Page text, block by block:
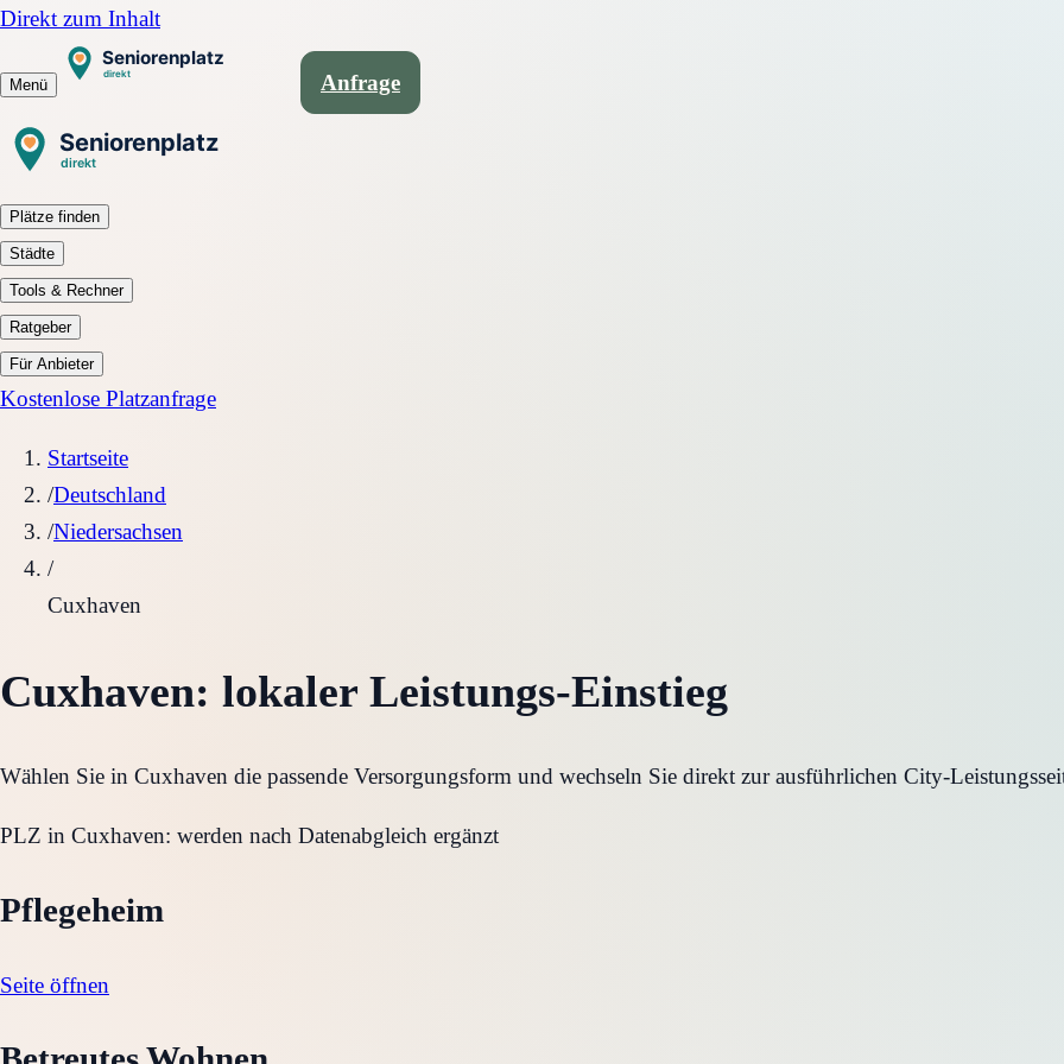
Direkt zum Inhalt
Menü Anfrage
Plätze finden
Städte
Tools & Rechner
Ratgeber
Für Anbieter
Kostenlose Platzanfrage
Startseite
/Deutschland
/Niedersachsen
/
Cuxhaven
Cuxhaven: lokaler Leistungs-Einstieg
Wählen Sie in Cuxhaven die passende Versorgungsform und wechseln Sie direkt zur ausführlichen City-
PLZ in Cuxhaven: werden nach Datenabgleich ergänzt
Pflegeheim
Seite öffnen